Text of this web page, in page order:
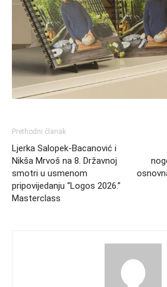
Prethodni članak
Ljerka Salopek-Bacanović i
Nikša Mrvoš na 8. Državnoj
smotri u usmenom
pripovijedanju “Logos 2026.”
Masterclass